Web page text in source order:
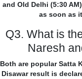
and Old Delhi (5:30
as soon as
Q3. What is
Naresh
Both are popular Satta
Disawar result is